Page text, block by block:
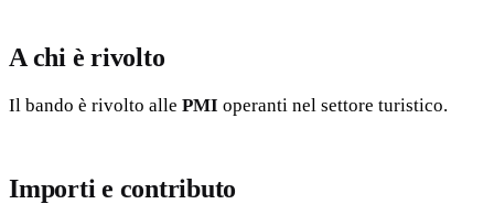
A chi è rivolto
Il bando è rivolto alle PMI operanti nel settore turistico.
Importi e contributo